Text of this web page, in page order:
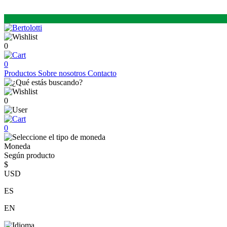
0
0
Productos Sobre nosotros Contacto
0
0
Moneda
Según producto
$
USD
ES
EN